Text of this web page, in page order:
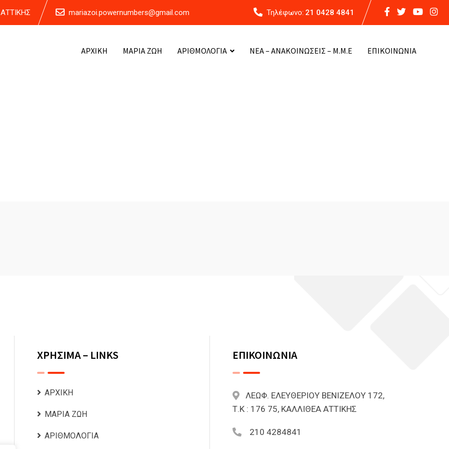
mariazoi.powernumbers@gmail.com Τηλέφωνο: 21 0428 4841
ΑΡΧΙΚΗ ΜΑΡΙΑ ΖΩΗ ΑΡΙΘΜΟΛΟΓΙΑ ΝΕΑ – ΑΝΑΚΟΙΝΩΣΕΙΣ – Μ.Μ.Ε ΕΠΙΚΟΙΝΩΝΙΑ
ΧΡΗΣΙΜΑ – LINKS
ΑΡΧΙΚΗ
ΜΑΡΙΑ ΖΩΗ
ΑΡΙΘΜΟΛΟΓΙΑ
ΕΠΙΚΟΙΝΩΝΙΑ
ΛΕΩΦ. ΕΛΕΥΘΕΡΙΟΥ ΒΕΝΙΖΕΛΟΥ 172,
Τ.Κ : 176 75, ΚΑΛΛΙΘΕΑ ΑΤΤΙΚΗΣ
210 4284841